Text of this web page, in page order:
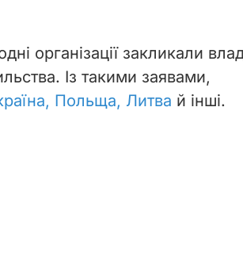
організації закликали
Із такими заявами,
Польща, Литва й інші.